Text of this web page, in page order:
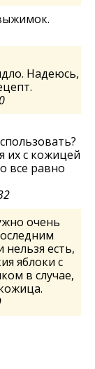
Надеюсь,
их с кожицей
все равно
очень
есть,
яблоки с
в случае,